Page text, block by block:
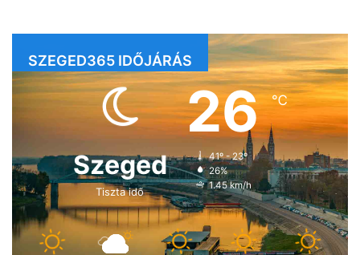
SZEGED365 IDŐJÁRÁS
Szeged
Tiszta idő
26℃
41º - 23º
26%
1.45 km/h